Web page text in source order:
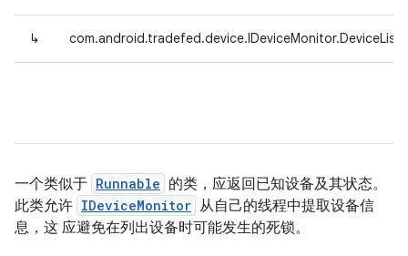
↳
一个类似于 Runnable 的类，应返回已知设备及其状态。
此类允许 IDeviceMonitor 从自己的线程中提取设备信
息，这 应避免在列出设备时可能发生的死锁。